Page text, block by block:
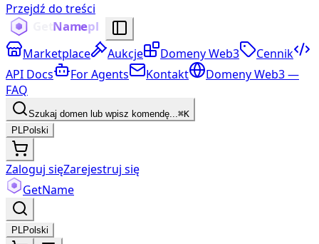
Przejdź do treści
Marketplace Aukcje Domeny Web3
Cennik
API Docs
For Agents Kontakt
Domeny Web3 —
FAQ
Szukaj domen lub wpisz komendę...⌘K
PLPolski
Zaloguj sięZarejestruj się
GetName
PLPolski